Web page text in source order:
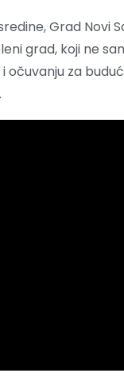
Grad Novi
grad, koji ne
očuvanju za